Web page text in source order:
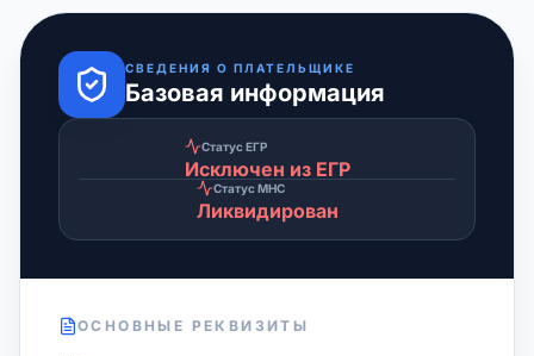
СВЕДЕНИЯ О ПЛАТЕЛЬЩИКЕ
Базовая информация
Статус ЕГР
Исключен из ЕГР
Статус МНС
Ликвидирован
ОСНОВНЫЕ РЕКВИЗИТЫ